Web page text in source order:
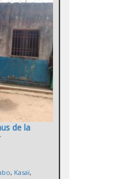
de la
, Kasaï,